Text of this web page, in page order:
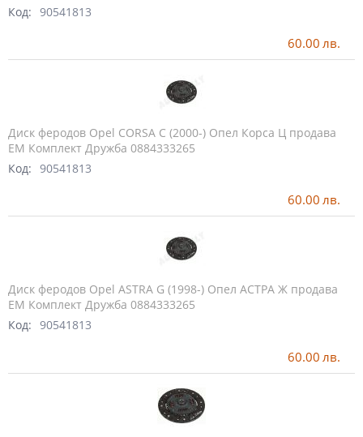
Код: 90541813
60.00 лв.
Диск феродов Opel CORSA C (2000-) Опел Корса Ц продава
ЕМ Комплект Дружба 0884333265
Код: 90541813
60.00 лв.
Диск феродов Opel ASTRA G (1998-) Опел АСТРА Ж продава
ЕМ Комплект Дружба 0884333265
Код: 90541813
60.00 лв.